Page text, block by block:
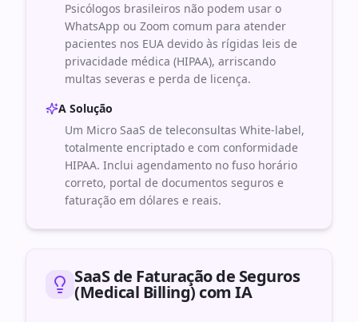
Psicólogos brasileiros não podem usar o
WhatsApp ou Zoom comum para atender
pacientes nos EUA devido às rígidas leis de
privacidade médica (HIPAA), arriscando
multas severas e perda de licença.
A Solução
Um Micro SaaS de teleconsultas White-label,
totalmente encriptado e com conformidade
HIPAA. Inclui agendamento no fuso horário
correto, portal de documentos seguros e
faturação em dólares e reais.
SaaS de Faturação de Seguros
(Medical Billing) com IA